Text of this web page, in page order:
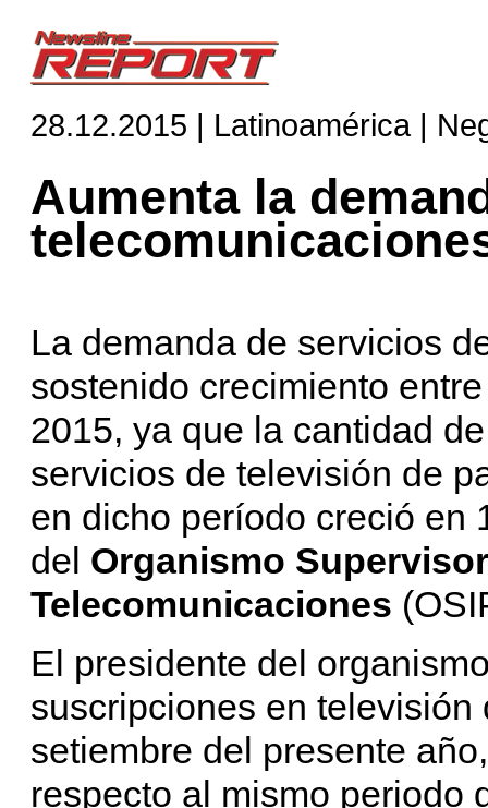
28.12.2015 | Latinoamérica |
Aumenta la
La demanda de servicios
sostenido crecimiento
2015, ya que la cantidad
servicios de televisión de
en dicho período creció en
del Organismo
Telecomunicaciones
El presidente del
suscripciones en
setiembre del presente
respecto al mismo periodo